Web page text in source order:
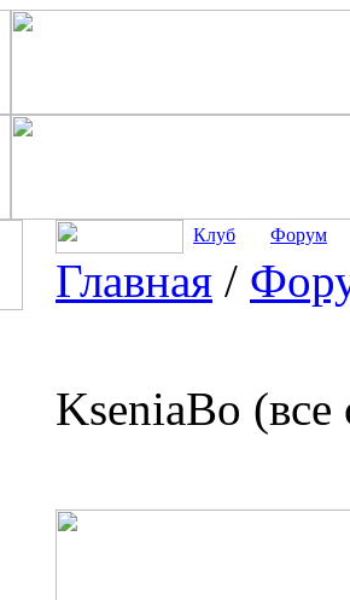
Клуб Форум
Главная /
KseniaBo